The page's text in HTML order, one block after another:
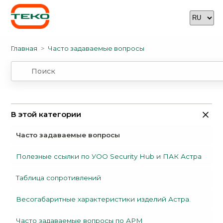
Главная Часто задаваемые вопросы
В этой категории
Часто задаваемые вопросы
Полезные ссылки по УОО Security Hub и ПАК Астра
Таблица сопротивлений
Весогабаритные характеристики изделий Астра.
Часто задаваемые вопросы по АРМ